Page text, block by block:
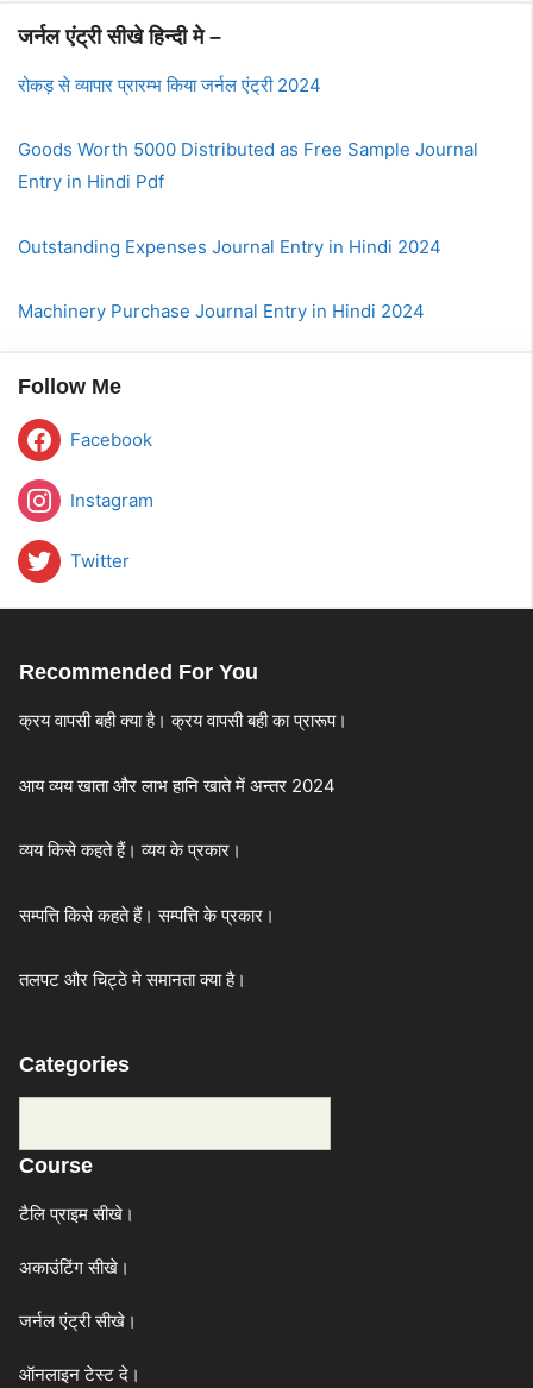
जर्नल एंट्री सीखे हिन्दी मे –
रोकड़ से व्यापार प्रारम्भ किया जर्नल एंट्री 2024
Goods Worth 5000 Distributed as Free Sample Journal
Entry in Hindi Pdf
Outstanding Expenses Journal Entry in Hindi 2024
Machinery Purchase Journal Entry in Hindi 2024
Follow Me
Facebook
Instagram
Twitter
Recommended For You
क्रय वापसी बही क्या है। क्रय वापसी बही का प्रारूप।
आय व्यय खाता और लाभ हानि खाते में अन्तर 2024
व्यय किसे कहते हैं। व्यय के प्रकार।
सम्पत्ति किसे कहते हैं। सम्पत्ति के प्रकार।
तलपट और चिट्ठे मे समानता क्या है।
Categories
Course
टैलि प्राइम सीखे।
अकाउंटिंग सीखे।
जर्नल एंट्री सीखे।
ऑनलाइन टेस्ट दे।